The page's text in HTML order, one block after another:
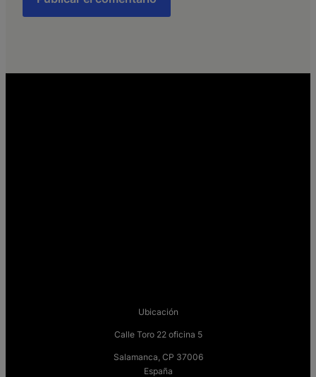
Ubicación
Calle Toro 22 oficina 5
Salamanca, CP 37006
España